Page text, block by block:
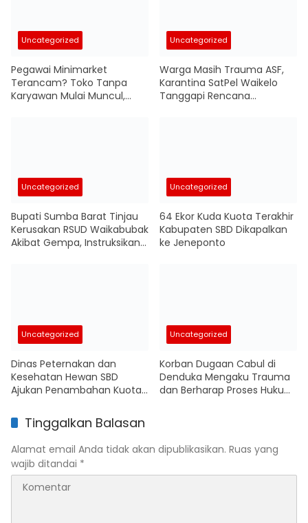
Uncategorized
Pegawai Minimarket
Terancam? Toko Tanpa
Karyawan Mulai Muncul,
Uncategorized
Warga Masih Trauma ASF,
Karantina SatPel Waikelo
Tanggapi Rencana
Uncategorized
Bupati Sumba Barat Tinjau
Kerusakan RSUD Waikabubak
Akibat Gempa, Instruksikan
Uncategorized
64 Ekor Kuda Kuota Terakhir
Kabupaten SBD Dikapalkan
ke Jeneponto
Uncategorized
Dinas Peternakan dan
Kesehatan Hewan SBD
Ajukan Penambahan Kuota
Uncategorized
Korban Dugaan Cabul di
Denduka Mengaku Trauma
dan Berharap Proses Hukum
Tinggalkan Balasan
Alamat email Anda tidak akan dipublikasikan. Ruas yang
wajib ditandai *